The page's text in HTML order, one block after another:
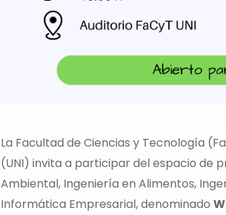
La Facultad de Ciencias y Tecnología
(UNI) invita a participar del espacio de
Ambiental, Ingeniería en Alimentos,
Informática Empresarial, denominado